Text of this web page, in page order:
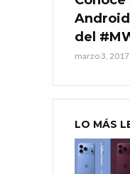
del
marzo 3, 2017
LO MÁS